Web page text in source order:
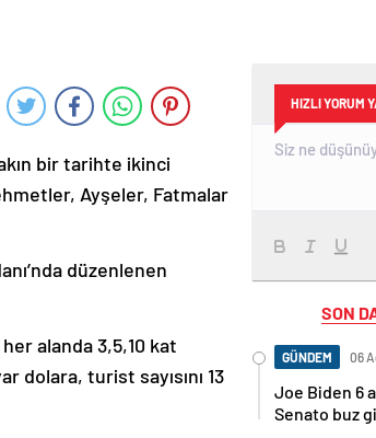
bir tarihte ikinci
Ayşeler, Fatmalar
düzenlenen
alanda 3,5,10 kat
dolara, turist sayısını 13
HIZLI YORUM
SON
GÜNDEM 06
Joe Biden 6
Senato buz